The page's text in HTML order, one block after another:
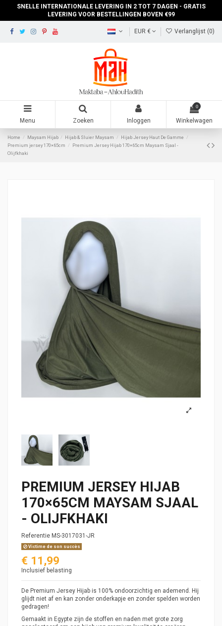
SNELLE INTERNATIONALE LEVERING IN 2 TOT 7 DAGEN - GRATIS
LEVERING VOOR BESTELLINGEN BOVEN €99
EUR € Verlanglijst (0)
Menu Zoeken Inloggen
0
Winkelwagen
Home Maysam Hijab Hijab & Sluier Maysam
Hijab Jersey Haut De Gamme
Premium jersey 170×65cm
Premium Jersey Hijab 170×65cm Maysam Sjaal -
Olijfkhaki
PREMIUM JERSEY HIJAB
170×65CM MAYSAM SJAAL
- OLIJFKHAKI
Referentie MS-3017031-JR
Victime de son succès
€ 11,99
Inclusief belasting
De Premium Jersey Hijab is 100% ondoorzichtig en ademend. Hij
glijdt niet af en kan zonder onderkapje en zonder spelden worden
gedragen!
Gemaakt in Egypte zijn de stoffen en naden met grote zorg